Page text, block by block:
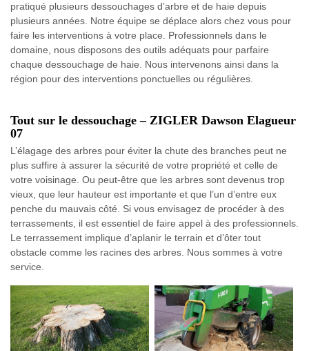
pratiqué plusieurs dessouchages d’arbre et de haie depuis
plusieurs années. Notre équipe se déplace alors chez vous pour
faire les interventions à votre place. Professionnels dans le
domaine, nous disposons des outils adéquats pour parfaire
chaque dessouchage de haie. Nous intervenons ainsi dans la
région pour des interventions ponctuelles ou régulières.
Tout sur le dessouchage – ZIGLER Dawson Elagueur
07
L’élagage des arbres pour éviter la chute des branches peut ne
plus suffire à assurer la sécurité de votre propriété et celle de
votre voisinage. Ou peut-être que les arbres sont devenus trop
vieux, que leur hauteur est importante et que l’un d’entre eux
penche du mauvais côté. Si vous envisagez de procéder à des
terrassements, il est essentiel de faire appel à des professionnels.
Le terrassement implique d’aplanir le terrain et d’ôter tout
obstacle comme les racines des arbres. Nous sommes à votre
service.